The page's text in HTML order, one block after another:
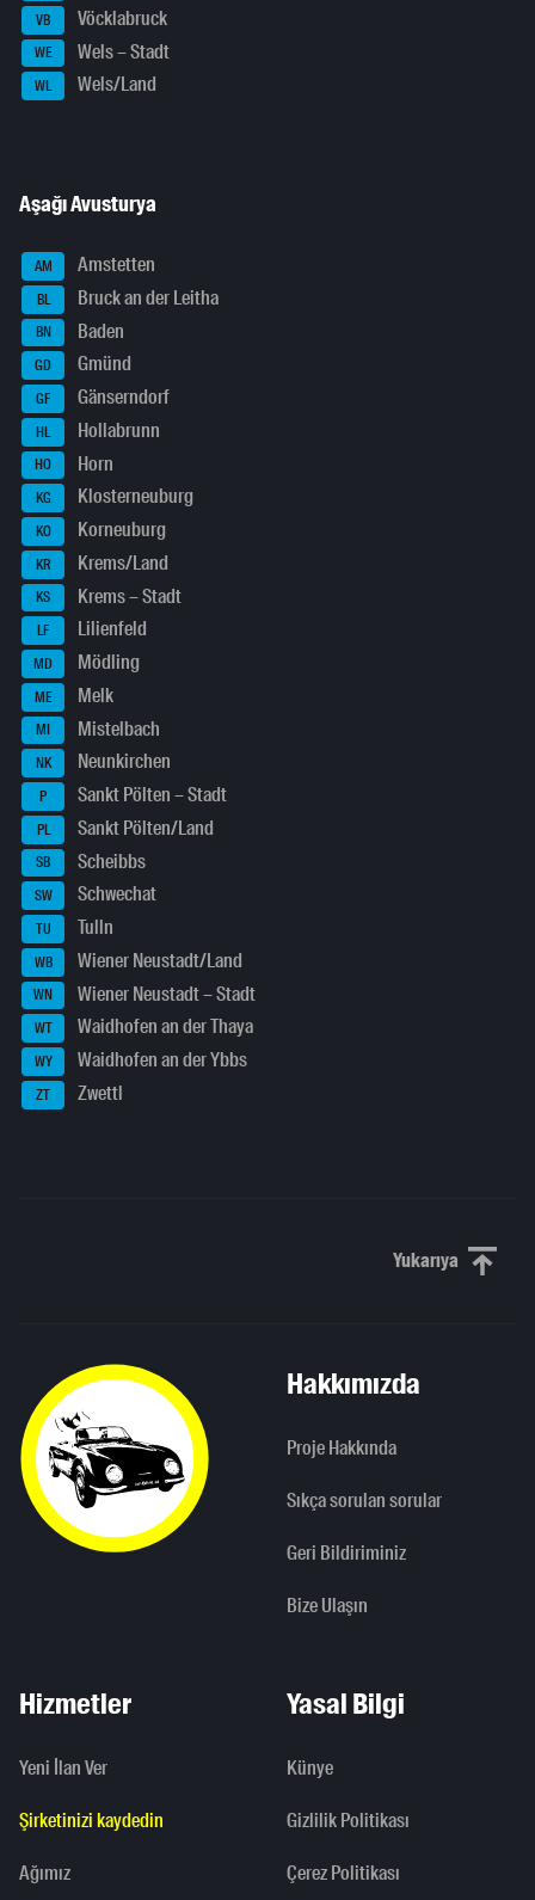
VB Vöcklabruck
WE Wels – Stadt
WL Wels/Land
Aşağı Avusturya
AM Amstetten
BL Bruck an der Leitha
BN Baden
GD Gmünd
GF Gänserndorf
HL Hollabrunn
HO Horn
KG Klosterneuburg
KO Korneuburg
KR Krems/Land
KS Krems – Stadt
LF Lilienfeld
MD Mödling
ME Melk
MI Mistelbach
NK Neunkirchen
P Sankt Pölten – Stadt
PL Sankt Pölten/Land
SB Scheibbs
SW Schwechat
TU Tulln
WB Wiener Neustadt/Land
WN Wiener Neustadt – Stadt
WT Waidhofen an der Thaya
WY Waidhofen an der Ybbs
ZT Zwettl
YukarıyaYukarı
Hakkımızda
Proje Hakkında
Sıkça sorulan sorular
Geri Bildiriminiz
Bize Ulaşın
Hizmetler
Yeni İlan Ver
Şirketinizi kaydedin
Ağımız
Yasal Bilgi
Künye
Gizlilik Politikası
Çerez Politikası